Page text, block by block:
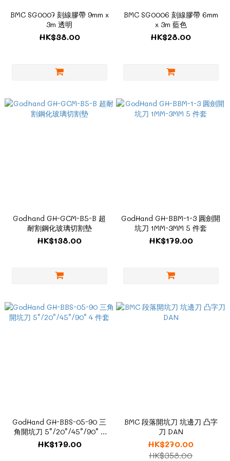
BMC SG0007 刻線膠帶 9mm x
3m 透明
HK$38.00
BMC SG0006 刻線膠帶 6mm
x 3m 藍色
HK$28.00
Godhand GH-GCM-B5-B 超
耐割鋼化玻璃切割墊
HK$138.00
GodHand GH-BBM-1-3 圓劍開
坑刀 1MM-3MM 5 件套
HK$179.00
GodHand GH-BBS-05-90 三
角開坑刀 5°/20°/45°/90° 4
件套
HK$179.00
BMC 段落開坑刀 坑邊刀 凸字
刀 DAN
HK$270.00
HK$358.00